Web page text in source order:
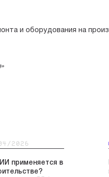
и оборудования на
2026
применяется в